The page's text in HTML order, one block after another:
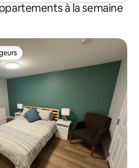
à la semaine